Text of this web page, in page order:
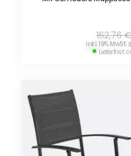
162,76€
inkl. 19%
Lieferfrist: